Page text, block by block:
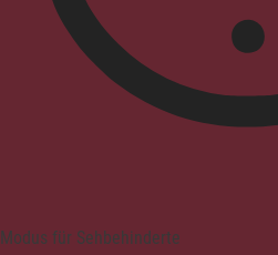
Modus für Sehbehinderte